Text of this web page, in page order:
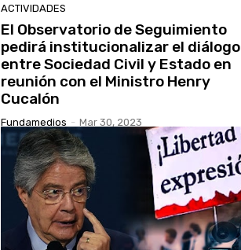
ACTIVIDADES
El Observatorio de Seguimiento
pedirá institucionalizar el diálogo
entre Sociedad Civil y Estado en
reunión con el Ministro Henry
Cucalón
Fundamedios - Mar 30, 2023